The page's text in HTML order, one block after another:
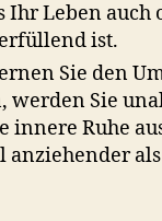
Ihr Leben auch
ist.
Sie den
werden Sie
innere Ruhe
anziehender